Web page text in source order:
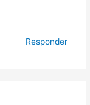
Responder